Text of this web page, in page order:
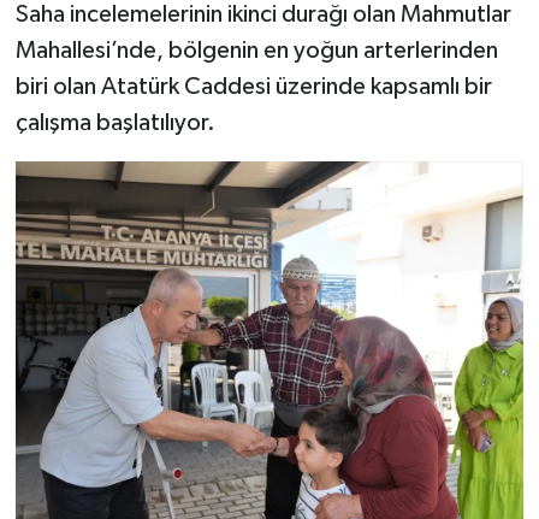
Saha incelemelerinin ikinci durağı olan Mahmutlar
Mahallesi’nde, bölgenin en yoğun arterlerinden
biri olan Atatürk Caddesi üzerinde kapsamlı bir
çalışma başlatılıyor.